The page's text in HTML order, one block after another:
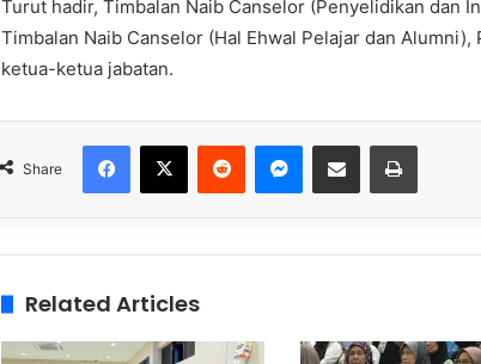
Turut hadir, Timbalan Naib Canselor (Penyelidikan dan
Timbalan Naib Canselor (Hal Ehwal Pelajar dan
ketua-ketua jabatan.
Share
Facebook
X Reddit Messenger
Share via Email Print
Related Articles